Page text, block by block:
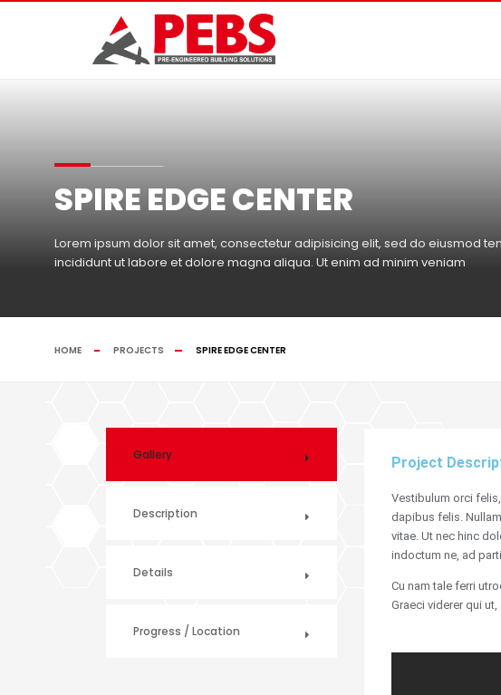
SPIRE EDGE CENTER
Lorem ipsum dolor sit amet, consectetur adipisicing elit, sed do eiusmod
incididunt ut labore et dolore magna aliqua. Ut enim ad minim veniam
HOME PROJECTS SPIRE EDGE CENTER
Gallery
Description
Details
Progress / Location
Project
Vestibulum orci
dapibus felis.
vitae. Ut nec hinc
indoctum ne, ad
Cu nam tale ferri
Graeci viderer qui